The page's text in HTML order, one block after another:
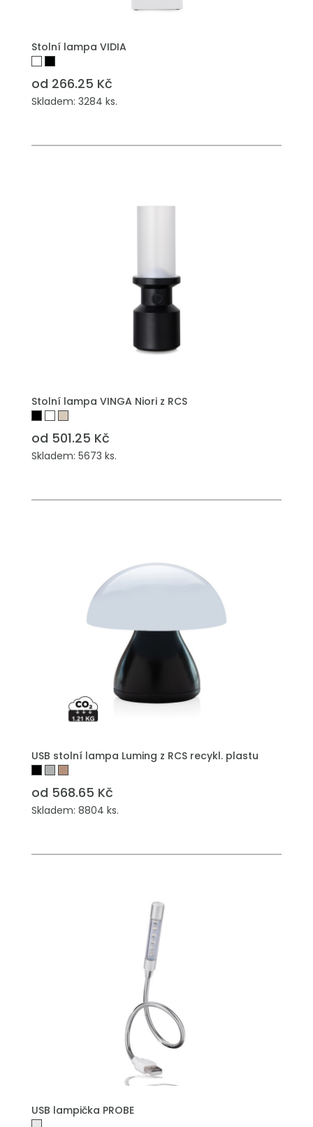
Stolní lampa VIDIA
od 266.25 Kč
Skladem: 3284 ks.
Stolní lampa VINGA Niori z RCS
od 501.25 Kč
Skladem: 5673 ks.
USB stolní lampa Luming z RCS recykl. plastu
od 568.65 Kč
Skladem: 8804 ks.
USB lampička PROBE